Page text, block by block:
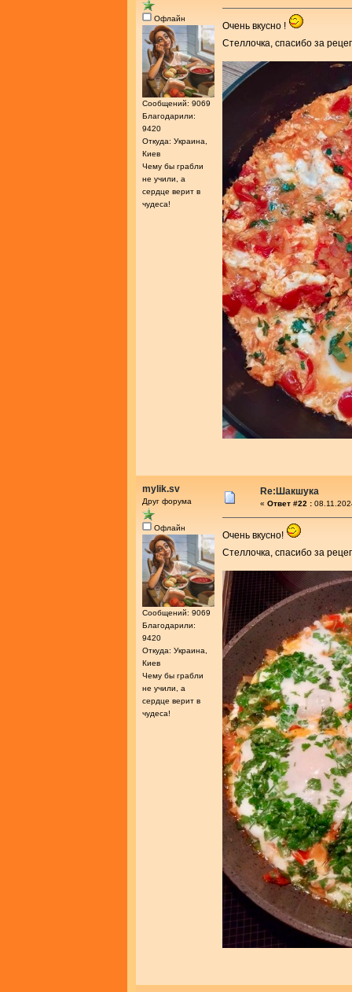
Офлайн
Сообщений: 9069
Благодарили:
9420
Откуда: Украина,
Киев
Чему бы грабли
не учили, а
сердце верит в
чудеса!
Очень вкусно !
Стеллочка, спасибо за
mylik.sv
Друг форума
Офлайн
Сообщений: 9069
Благодарили:
9420
Откуда: Украина,
Киев
Чему бы грабли
не учили, а
сердце верит в
чудеса!
Re:Шакшука
« Ответ #22 :
Очень вкусно!
Стеллочка, спасибо за